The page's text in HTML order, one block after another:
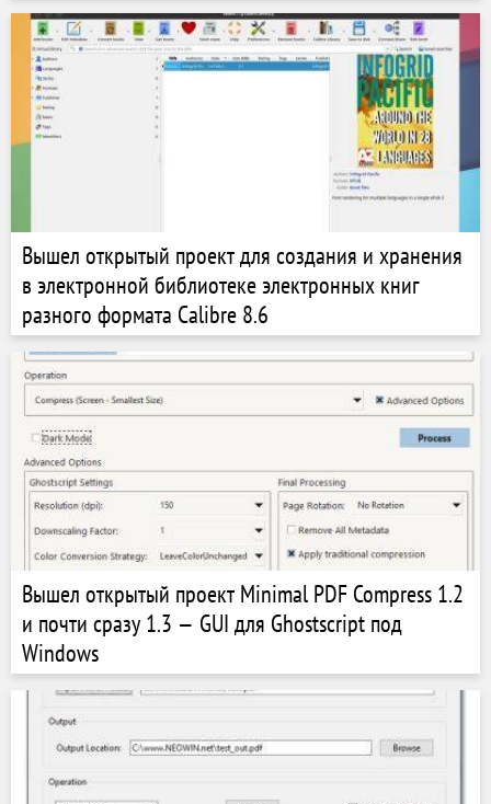
Вышел открытый проект для создания и хранения
в электронной библиотеке электронных книг
разного формата Calibre 8.6
Вышел открытый проект Minimal PDF Compress 1.2
и почти сразу 1.3 — GUI для Ghostscript под
Windows